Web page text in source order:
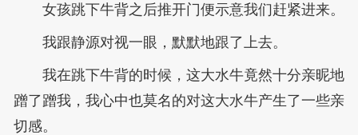
女孩跳下牛背之后推开门便示意我们赶紧进来。
我跟静源对视一眼，默默地跟了上去。
我在跳下牛背的时候，这大水牛竟然十分亲昵地
蹭了蹭我，我心中也莫名的对这大水牛产生了一些亲
切感。